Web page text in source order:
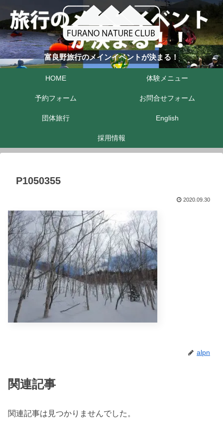
富良野旅行のメインイベントが決まる！
HOME 体験メニュー
予約フォーム お問合せフォーム
団体旅行 English
採用情報
P1050355
2020.09.30
alpn
関連記事
関連記事は見つかりませんでした。